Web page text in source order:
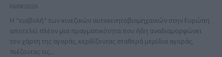
06/08/2026
Η "εισβολή" των κινεζικών αυτοκινητοβιομηχανιών στην Ευρώπη
αποτελεί πλέον μια πραγματικότητα που ήδη αναδιαμορφώνει
τον χάρτη της αγοράς, κερδίζοντας σταθερά μερίδια αγοράς,
πιέζοντας τις...